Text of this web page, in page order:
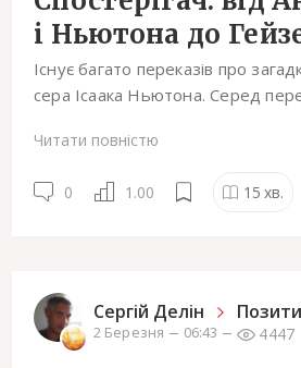
і Ньютона до
Існує багато переказів про
сера Ісаака Ньютона. Серед
Читати повністю
0 1.00 15 хв.
Сергiй Делін
2 Березня 06:43 4447